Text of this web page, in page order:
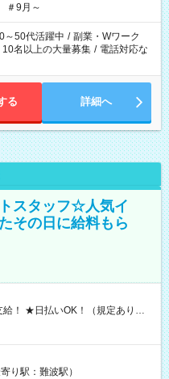
＃9月～
～50代活躍中 / 副業・Wワーク
10名以上の大量募集 / 電話対応な
る 詳細へ
スタッフ☆人気イ
その日に給料もら
事後はコンビニATMから 日払
り駅：難波駅）